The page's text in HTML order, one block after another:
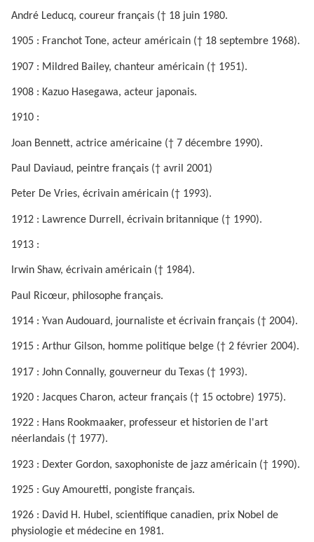
André Leducq, coureur français († 18 juin 1980.
1905 : Franchot Tone, acteur américain († 18 septembre 1968).
1907 : Mildred Bailey, chanteur américain († 1951).
1908 : Kazuo Hasegawa, acteur japonais.
1910 :
Joan Bennett, actrice américaine († 7 décembre 1990).
Paul Daviaud, peintre français († avril 2001)
Peter De Vries, écrivain américain († 1993).
1912 : Lawrence Durrell, écrivain britannique († 1990).
1913 :
Irwin Shaw, écrivain américain († 1984).
Paul Ricœur, philosophe français.
1914 : Yvan Audouard, journaliste et écrivain français († 2004).
1915 : Arthur Gilson, homme politique belge († 2 février 2004).
1917 : John Connally, gouverneur du Texas († 1993).
1920 : Jacques Charon, acteur français († 15 octobre) 1975).
1922 : Hans Rookmaaker, professeur et historien de l'art
néerlandais († 1977).
1923 : Dexter Gordon, saxophoniste de jazz américain († 1990).
1925 : Guy Amouretti, pongiste français.
1926 : David H. Hubel, scientifique canadien, prix Nobel de
physiologie et médecine en 1981.